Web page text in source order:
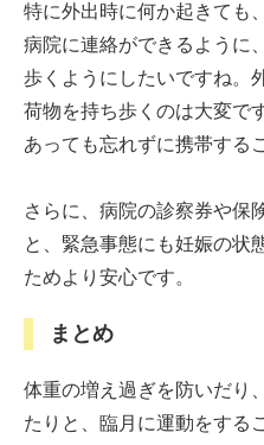
特に外出時に何か起きても
病院に連絡ができるように
歩くようにしたいですね。
荷物を持ち歩くのは大変で
あっても忘れずに携帯する
さらに、病院の診察券や保
と、緊急事態にも妊娠の状
ためより安心です。
まとめ
体重の増え過ぎを防いだり
たりと、臨月に運動をする